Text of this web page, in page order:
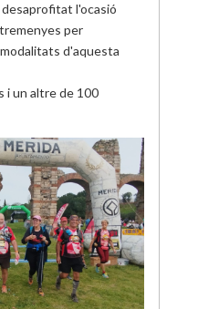
l'ocasió
per
d'aquesta
i un altre de 100